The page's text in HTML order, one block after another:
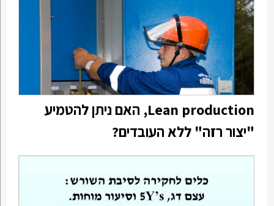
Lean production, האם ניתן להטמיע
"יצור רזה" ללא העובדים?